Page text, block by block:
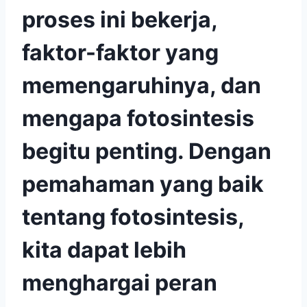
proses ini bekerja,
faktor-faktor yang
memengaruhinya, dan
mengapa fotosintesis
begitu penting. Dengan
pemahaman yang baik
tentang fotosintesis,
kita dapat lebih
menghargai peran